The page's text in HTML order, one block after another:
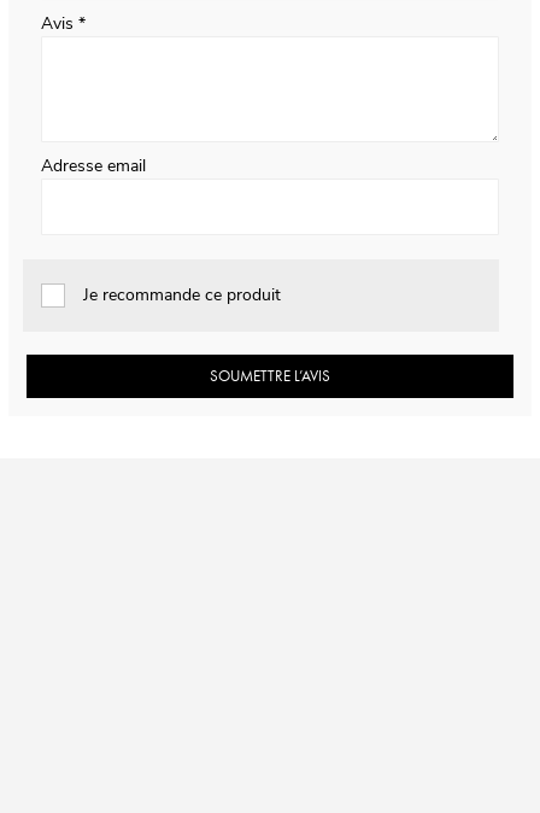
Avis
Adresse email
Je recommande ce produit
SOUMETTRE L’AVIS